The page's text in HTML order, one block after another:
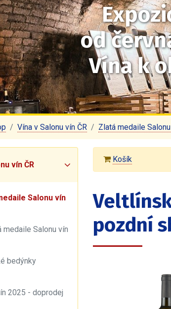
od
Vína k
Vína v Salonu vín ČR Zlatá medaile
vín ČR
Salonu vín
medaile Salonu vín
bedýnky
2025 - doprodej
Košík
pozdní